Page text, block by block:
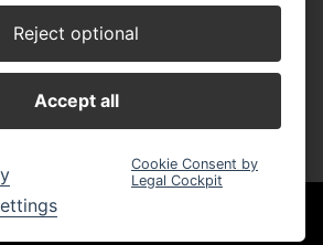
Wir sind Partner der:
über 150 ausgefuxxten
Reject optional
Accept all
Cookie Consent by
Legal Cockpit